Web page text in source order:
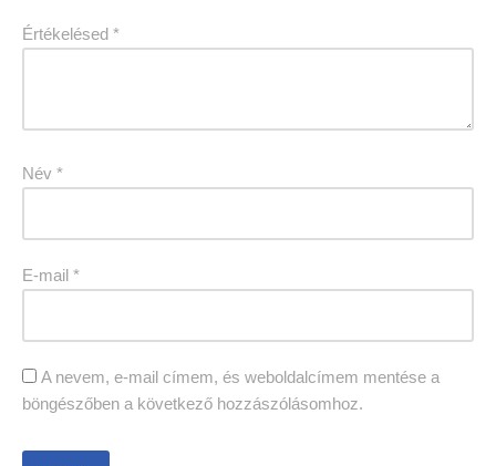
Értékelésed *
Név *
E-mail *
A nevem, e-mail címem, és weboldalcímem mentése a
böngészőben a következő hozzászólásomhoz.